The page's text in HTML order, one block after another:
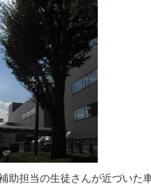
助担当の生徒さんが近づいた